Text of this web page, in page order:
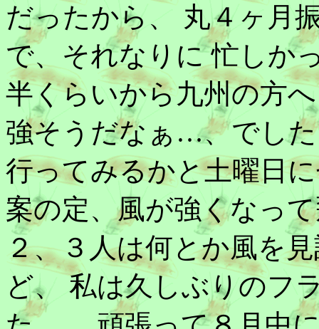
だったから、 丸４ヶ月
で、それなりに 忙しか
半くらいから九州の方
強そうだなぁ…、でし
行ってみるかと土曜日
案の定、風が強くなっ
２、３人は何とか風を
ど、 私は久しぶりのフ